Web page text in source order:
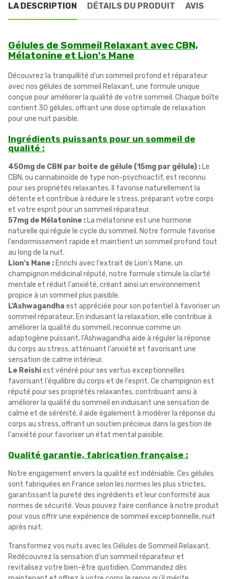
LA DESCRIPTION DÉTAILS DU PRODUIT AVIS
Gélules de Sommeil Relaxant avec CBN,
Mélatonine et Lion's Mane
Découvrez la tranquillité d'un sommeil profond et réparateur
avec nos gélules de sommeil Relaxant, une formule unique
conçue pour améliorer la qualité de votre sommeil. Chaque boîte
contient 30 gélules, offrant une dose optimale de relaxation
pour une nuit paisible.
Ingrédients puissants pour un sommeil de
qualité :
450mg de CBN par boite de gélule (15mg par gélule) : Le
CBN, ou cannabinoïde de type non-psychoactif, est reconnu
pour ses propriétés relaxantes. Il favorise naturellement la
détente et contribue à réduire le stress, préparant votre corps
et votre esprit pour un sommeil réparateur.
57mg de Mélatonine : La mélatonine est une hormone
naturelle qui régule le cycle du sommeil. Notre formule favorise
l'endormissement rapide et maintient un sommeil profond tout
au long de la nuit.
Lion's Mane : Enrichi avec l'extrait de Lion's Mane, un
champignon médicinal réputé, notre formule stimule la clarté
mentale et réduit l'anxiété, créant ainsi un environnement
propice à un sommeil plus paisible.
L'Ashwagandha est appréciée pour son potentiel à favoriser un
sommeil réparateur. En induisant la relaxation, elle contribue à
améliorer la qualité du sommeil, reconnue comme un
adaptogène puissant, l'Ashwagandha aide à réguler la réponse
du corps au stress, atténuant l'anxiété et favorisant une
sensation de calme intérieur.
Le Reishiest vénéré pour ses vertus exceptionnelles
favorisant l'équilibre du corps et de l'esprit. Ce champignon est
réputé pour ses propriétés relaxantes, contribuant ainsi à
améliorer la qualité du sommeil en induisant une sensation de
calme et de sérénité, il aide également à modérer la réponse du
corps au stress, offrant un soutien précieux dans la gestion de
l'anxiété pour favoriser un état mental paisible.
Qualité garantie, fabrication française :
Notre engagement envers la qualité est indéniable. Ces gélules
sont fabriquées en France selon les normes les plus strictes,
garantissant la pureté des ingrédients et leur conformité aux
normes de sécurité. Vous pouvez faire confiance à notre produit
pour vous offrir une expérience de sommeil exceptionnelle, nuit
après nuit.
Transformez vos nuits avec les Gélules de Sommeil Relaxant.
Redécouvrez la sensation d'un sommeil réparateur et
revitalisez votre bien-être quotidien. Commandez dès